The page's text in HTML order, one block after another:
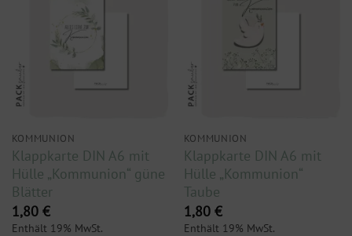
KOMMUNION
Klappkarte DIN A6 mit
Hülle „Kommunion“ güne
Blätter
1,80 €
Enthält 19% MwSt.
KOMMUNION
Klappkarte DIN A6 mit
Hülle „Kommunion“
Taube
1,80 €
Enthält 19% MwSt.